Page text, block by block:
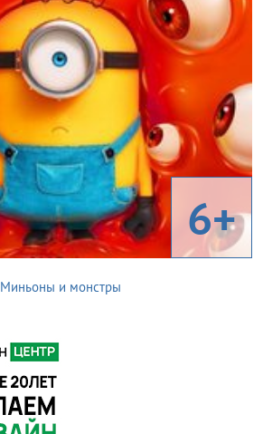
6+
Миньоны и монстры